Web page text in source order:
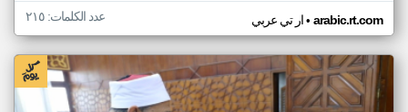
ار تي عربي• arabic.rt.com عدد الكلمات: ٢١٥